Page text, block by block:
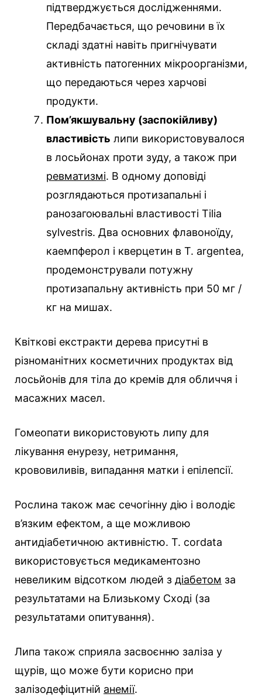
підтверджується дослідженнями.
Передбачається, що речовини в їх
складі здатні навіть пригнічувати
активність патогенних мікроорганізми,
що передаються через харчові
продукти.
Пом’якшувальну (заспокійливу)
властивість липи використовувалося
в лосьйонах проти зуду, а також при
ревматизмі. В одному доповіді
розглядаються протизапальні і
ранозагоювальні властивості Tilia
sylvestris. Два основних флавоноїду,
каемпферол і кверцетин в T. argentea,
продемонстрували потужну
протизапальну активність при 50 мг /
кг на мишах.
Квіткові екстракти дерева присутні в
різноманітних косметичних продуктах від
лосьйонів для тіла до кремів для обличчя і
масажних масел.
Гомеопати використовують липу для
лікування енурезу, нетримання,
крововиливів, випадання матки і епілепсії.
Рослина також має сечогінну дію і володіє
в’язким ефектом, а ще можливою
антидіабетичною активністю. T. cordata
використовується медикаментозно
невеликим відсотком людей з діабетом за
результатами на Близькому Сході (за
результатами опитування).
Липа також сприяла засвоєнню заліза у
щурів, що може бути корисно при
залізодефіцитній анемії.